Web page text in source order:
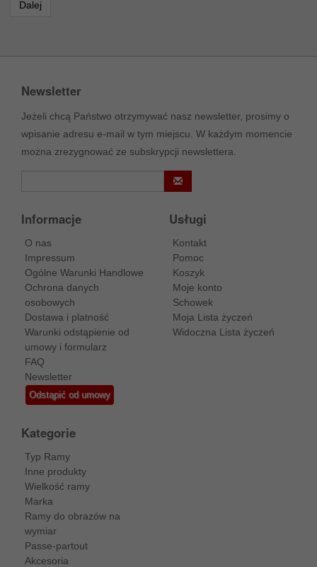
Dalej
Newsletter
Jeżeli chcą Państwo otrzymywać nasz newsletter, prosimy o
wpisanie adresu e-mail w tym miejscu. W każdym momencie
można zrezygnować ze subskrypcji newslettera.
Informacje
O nas
Impressum
Ogólne Warunki Handlowe
Ochrona danych
osobowych
Dostawa i platność
Warunki odstąpienie od
umowy i formularz
FAQ
Newsletter
Odstąpić od umowy
Usługi
Kontakt
Pomoc
Koszyk
Moje konto
Schowek
Moja Lista życzeń
Widoczna Lista życzeń
Kategorie
Typ Ramy
Inne produkty
Wielkość ramy
Marka
Ramy do obrazów na
wymiar
Passe-partout
Akcesoria